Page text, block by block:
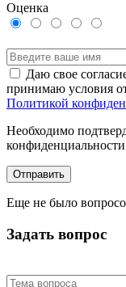
Оценка
Даю свое
принимаю условия
Политикой
Необходимо
конфиденциальности
Отправить
Еще не было
Задать вопрос